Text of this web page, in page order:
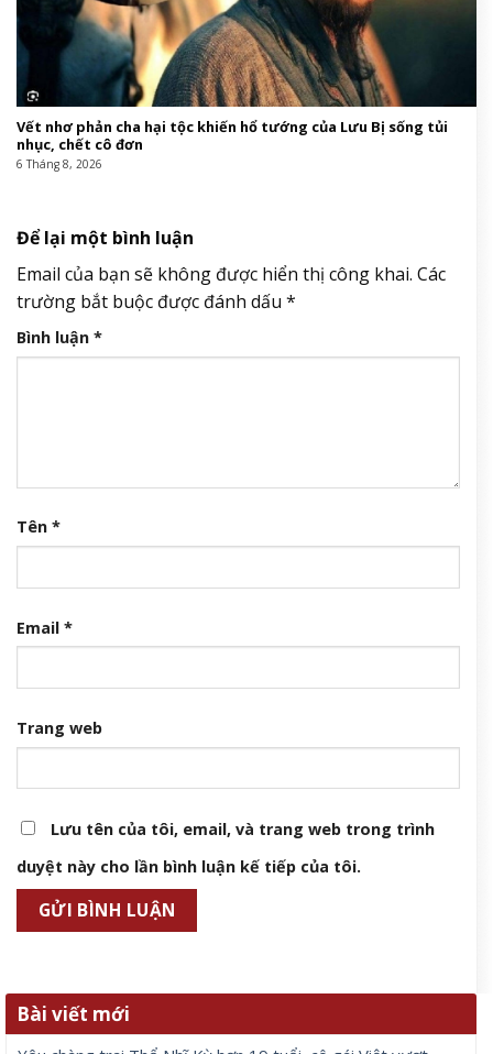
Vết nhơ phản cha hại tộc khiến hổ tướng của Lưu Bị sống tủi
nhục, chết cô đơn
6 Tháng 8, 2026
Để lại một bình luận
Email của bạn sẽ không được hiển thị công khai. Các
trường bắt buộc được đánh dấu *
Bình luận *
Tên *
Email *
Trang web
Lưu tên của tôi, email, và trang web trong trình
duyệt này cho lần bình luận kế tiếp của tôi.
Bài viết mới